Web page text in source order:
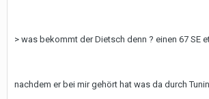
> was bekommt der Dietsch denn ? einen 67 SE
nachdem er bei mir gehört hat was da durch